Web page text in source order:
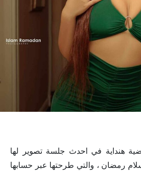
هنداية في احدث جلسة تصوير لها
رمضان ، والتي طرحتها عبر حسابها